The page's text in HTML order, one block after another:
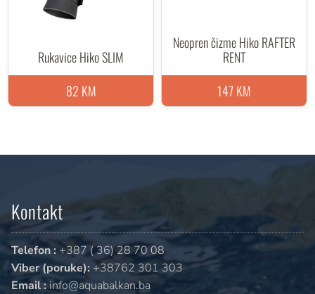
Rukavice Hiko SLIM
82 KM
Neopren čizme Hiko RAFTER
RENT
147 KM
Kontakt
Telefon : +387 ( 36) 28 70 08
Viber (poruke): +38762 301 303
Email :info@aquabalkan.ba